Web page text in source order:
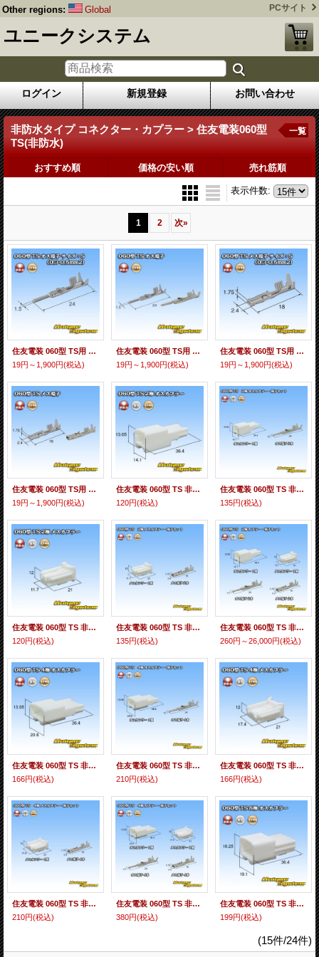
Other regions: Global PCサイト
ユニークシステム
ログイン 新規登録 お問い合わせ
非防水タイプ コネクター・カプラー > 住友電装060型
TS(非防水)
一覧
おすすめ順 価格の安い順 売れ筋順
表示件数:
1 2 次»
住友電装 060型 TS用 非防水 オス端子 サイズ：S (0.3-0.5mm2)
19円～1,900円(税込)
住友電装 060型 TS用 非防水 オス端子 サイズ：M (0.75-1.25mm2)
19円～1,900円(税込)
住友電装 060型 TS用 非防水 メス端子 サイズ：S (0.3-0.5mm2)
19円～1,900円(税込)
住友電装 060型 TS用 非防水 メス端子 サイズ：M (0.75-1.25mm2)
19円～1,900円(税込)
住友電装 060型 TS 非防水 2極 オスカプラー
120円(税込)
住友電装 060型 TS 非防水 2極 オスカプラー・端子セット
135円(税込)
住友電装 060型 TS 非防水 2極 メスカプラー
120円(税込)
住友電装 060型 TS 非防水 2極 メスカプラー・端子セット
135円(税込)
住友電装 060型 TS 非防水 2極 カプラー・端子セット
260円～26,000円(税込)
住友電装 060型 TS 非防水 4極 オスカプラー
166円(税込)
住友電装 060型 TS 非防水 4極 オスカプラー・端子セット
210円(税込)
住友電装 060型 TS 非防水 4極 メスカプラー
166円(税込)
住友電装 060型 TS 非防水 4極 メスカプラー・端子セット
210円(税込)
住友電装 060型 TS 非防水 4極 カプラー・端子セット
380円(税込)
住友電装 060型 TS 非防水 8極 オスカプラー
199円(税込)
(15件/24件)